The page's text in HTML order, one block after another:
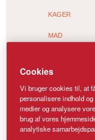
KAGER
MAD
PANDEKAGER
PIZZA
SMÅKAGER
Cookies
Vi bruger cookies til, at
personalisere indhold
medier og analysere
brug af vores
analytiske